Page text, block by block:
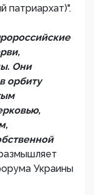
патриархат)".
Они
орбиту
Украины